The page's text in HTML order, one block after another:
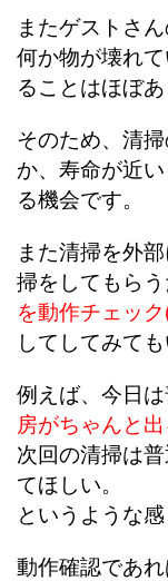
またゲストさ
何か物が壊れ
ることはほぼあ
そのため、清
か、寿命が近
る機会です。
また清掃を外
掃をしてもらう
を動作チェッ
してしてみて
例えば、今日
房がちゃんと
次回の清掃は
てほしい。
というような感
動作確認であ